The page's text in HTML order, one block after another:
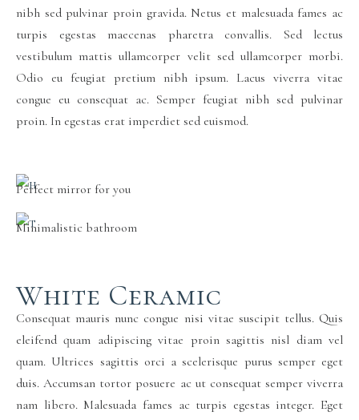
nibh sed pulvinar proin gravida. Netus et malesuada fames ac
turpis egestas maecenas pharetra convallis. Sed lectus
vestibulum mattis ullamcorper velit sed ullamcorper morbi.
Odio eu feugiat pretium nibh ipsum. Lacus viverra vitae
congue eu consequat ac. Semper feugiat nibh sed pulvinar
proin. In egestas erat imperdiet sed euismod.
Perfect mirror for you
Minimalistic bathroom
White Ceramic
Consequat mauris nunc congue nisi vitae suscipit tellus. Quis
eleifend quam adipiscing vitae proin sagittis nisl diam vel
quam. Ultrices sagittis orci a scelerisque purus semper eget
duis. Accumsan tortor posuere ac ut consequat semper viverra
nam libero. Malesuada fames ac turpis egestas integer. Eget